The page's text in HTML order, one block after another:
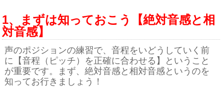
1、まずは知っておこう【絶対音感と相
対音感】
声のポジションの練習で、音程をいどうしていく前
に【音程（ピッチ）を正確に合わせる】ということ
が重要です。まず、絶対音感と相対音感というのを
知ってお行きましょう！